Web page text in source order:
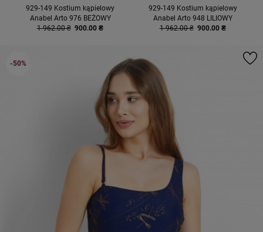
929-149 Kostium kąpielowy
Anabel Arto 976 BEŻOWY
1 962.00 ₴ 900.00 ₴
929-149 Kostium kąpielowy
Anabel Arto 948 LILIOWY
1 962.00 ₴ 900.00 ₴
-50%